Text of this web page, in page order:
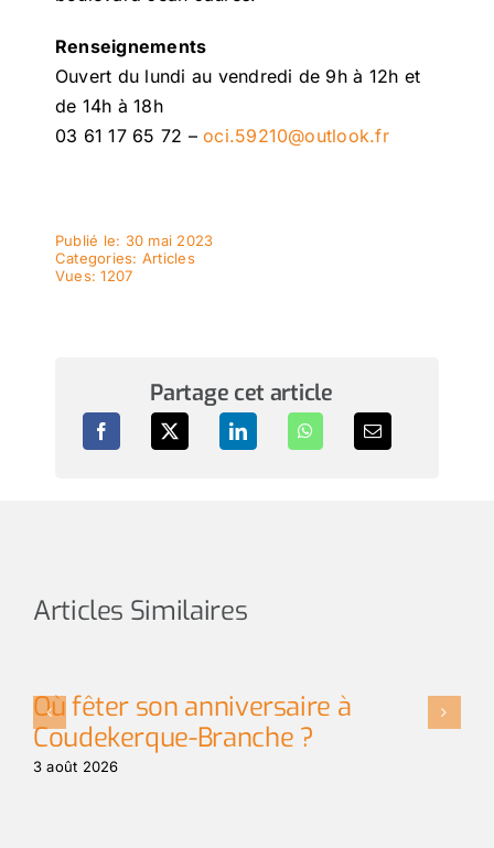
Renseignements
Ouvert du lundi au vendredi de 9h à 12h et
de 14h à 18h
03 61 17 65 72 –oci.59210@outlook.fr
Publié le: 30 mai 2023
Categories: Articles
Vues: 1207
Partage cet article
Articles Similaires
Où fêter son anniversaire à
Coudekerque-Branche ?
3 août 2026